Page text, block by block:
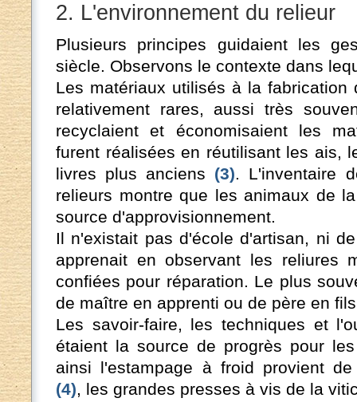
2. L'environnement du relieur
Plusieurs principes guidaient les
siècle. Observons le contexte dans
Les matériaux utilisés à la
relativement rares, aussi très
recyclaient et économisaient les
furent réalisées en réutilisant les ais,
livres plus anciens (3) . L'inventaire
relieurs montre que les animaux de
source d'approvisionnement.
Il n'existait pas d'école d'artisan, ni
apprenait en observant les reliures
confiées pour réparation. Le plus
de maître en apprenti ou de père en
Les savoir-faire, les techniques et
étaient la source de progrès pour
ainsi l'estampage à froid provient
(4) , les grandes presses à vis de la